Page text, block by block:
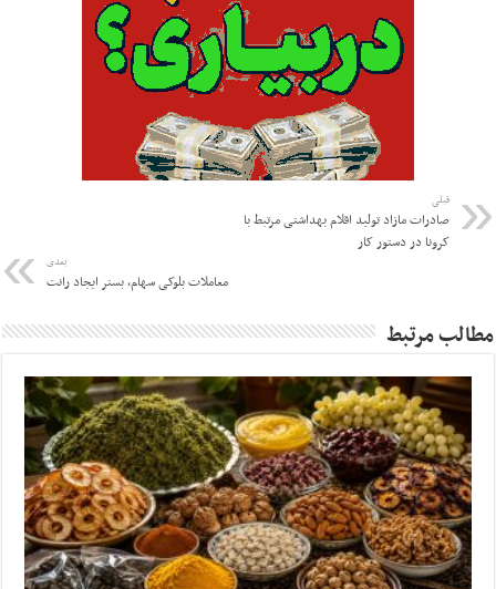
قبلی
صادرات مازاد تولید اقلام بهداشتی مرتبط با
کرونا در دستور کار
بعدی
معاملات بلوکی سهام، بستر ایجاد رانت
مطالب مرتبط